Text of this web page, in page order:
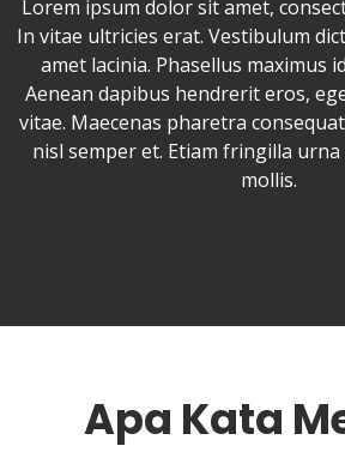
Lorem ipsum dolor sit amet,
In vitae ultricies erat. Vestibulum
amet lacinia. Phasellus maximus
Aenean dapibus hendrerit eros,
vitae. Maecenas pharetra
nisl semper et. Etiam fringilla
mollis.
Apa Kata